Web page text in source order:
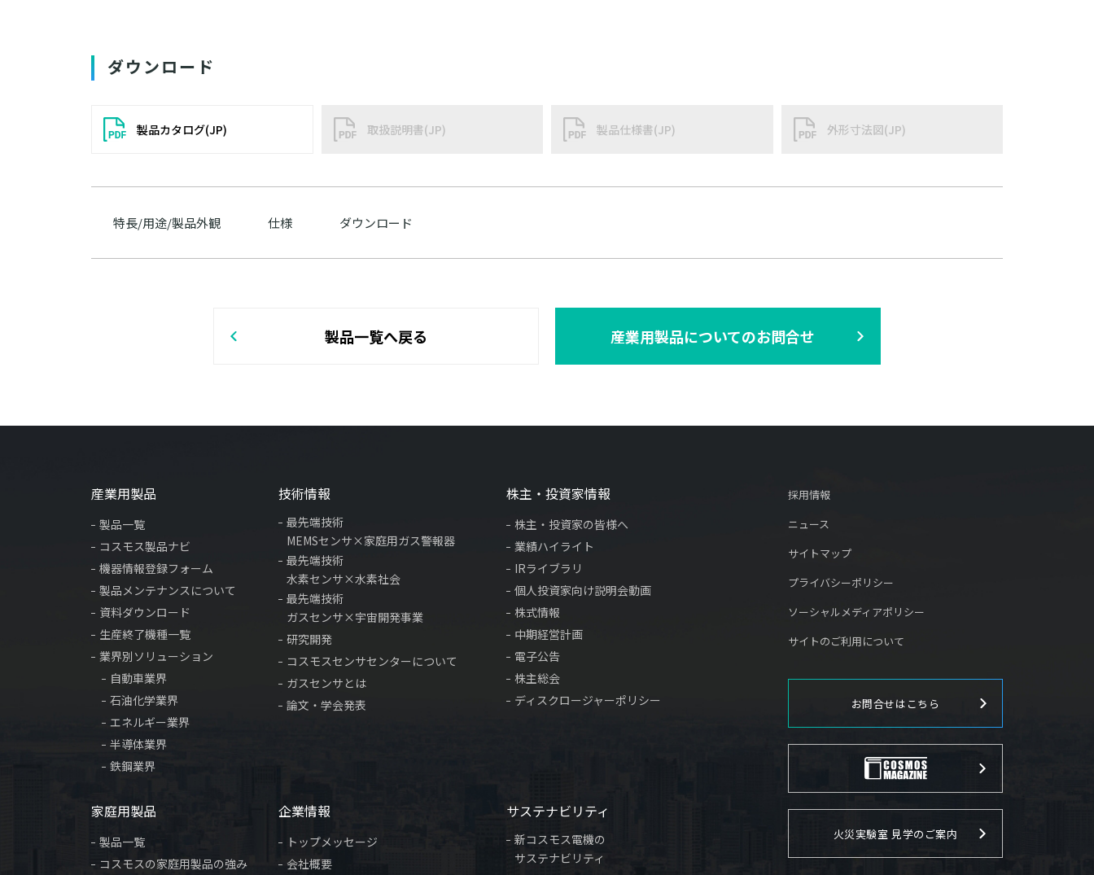
ダウンロード
製品カタログ(JP) 取扱説明書(JP) 製品仕様書(JP) 外形寸法図(JP)
特長/用途/製品外観 仕様 ダウンロード
製品一覧へ戻る 産業用製品についてのお問合せ
産業用製品
製品一覧
コスモス製品ナビ
機器情報登録フォーム
製品メンテナンスについて
資料ダウンロード
生産終了機種一覧
業界別ソリューション
自動車業界
石油化学業界
エネルギー業界
半導体業界
鉄鋼業界
家庭用製品
製品一覧
コスモスの家庭用製品の強み
技術情報
最先端技術
MEMSセンサ×家庭用ガス警報器
最先端技術
水素センサ×水素社会
最先端技術
ガスセンサ×宇宙開発事業
研究開発
コスモスセンサセンターについて
ガスセンサとは
論文・学会発表
企業情報
トップメッセージ
会社概要
株主・投資家情報
株主・投資家の皆様へ
業績ハイライト
IRライブラリ
個人投資家向け説明会動画
株式情報
中期経営計画
電子公告
株主総会
ディスクロージャーポリシー
サステナビリティ
新コスモス電機の
サステナビリティ
採用情報
ニュース
サイトマップ
プライバシーポリシー
ソーシャルメディアポリシー
サイトのご利用について
お問合せはこちら
火災実験室 見学のご案内